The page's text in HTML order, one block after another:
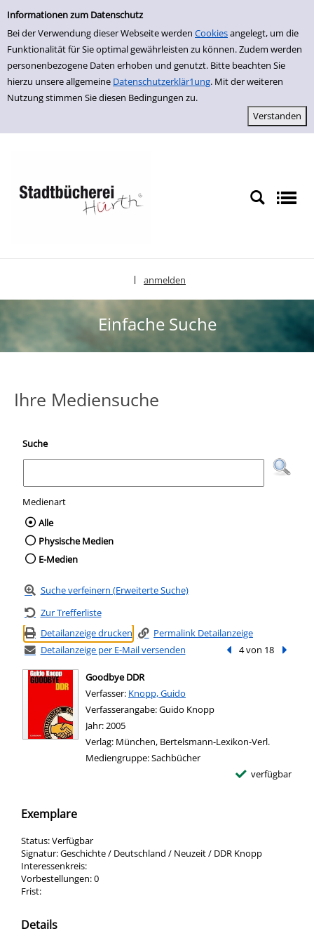
Einfache Suche
Informationen zum Datenschutz
Bei der Verwendung dieser Webseite werden Cookiesangelegt, um die
Funktionalität für Sie optimal gewährleisten zu können. Zudem werden
personenbezogene Daten erhoben und genutzt. Bitte beachten Sie
hierzu unsere allgemeine Datenschutzerklär1ung. Mit der weiteren
Nutzung stimmen Sie diesen Bedingungen zu.
zur Navigation springen
zum Inhalt springen
Zur Detailanzeige springen
anmelden
Einfache Suche
Ihre Mediensuche
Suche
Medienart
Wählen Sie die Medienart nach der Sie
Alle
Physische Medien
E-Medien
Suche verfeinern (Erweiterte Suche)
Zur Trefferliste
Detailanzeige drucken
Permalink Detailanzeige
Detailanzeige per E-Mail versenden
Vorheriger Treffer
4 von 18
Goodbye DDR
Verfasser: Suche nach diesem Verfasser
Knopp, Guido
Verfasserangabe:Guido Knopp
Jahr:2005
Verlag: München, Bertelsmann-Lexikon-Verl.
Mediengruppe:Sachbücher
verfügbar
Exemplare
Status:Verfügbar
Signatur:Geschichte / Deutschland / Neuzeit / DDR Knopp
Interessenkreis:
Vorbestellungen:0
Frist:
Details